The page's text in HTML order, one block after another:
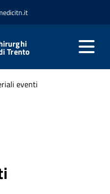
Trento
eventi